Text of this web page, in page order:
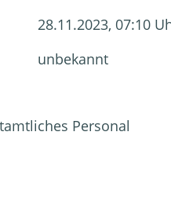
28.11.2023, 07:10
unbekannt
Personal